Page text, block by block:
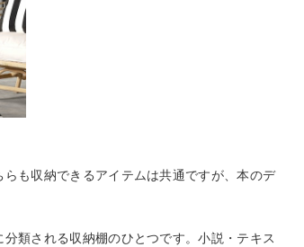
も収納できるアイテムは共通ですが、本のデ
類される収納棚のひとつです。小説・テキス